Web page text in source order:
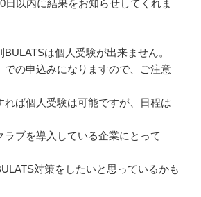
日以内に結果をお知らせしてくれま
は個人受験が出来ません。
での申込みになりますので、ご注意
れば個人受験は可能ですが、日程は
ラブを導入している企業にとって
対策をしたいと思っているかも